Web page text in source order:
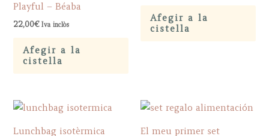
Playful – Béaba
22,00€ Iva inclòs
Afegir a la
cistella
was:
20,00€.
is:
15,00€.
Afegir a la
cistella
Lunchbag isotèrmica
El meu primer set